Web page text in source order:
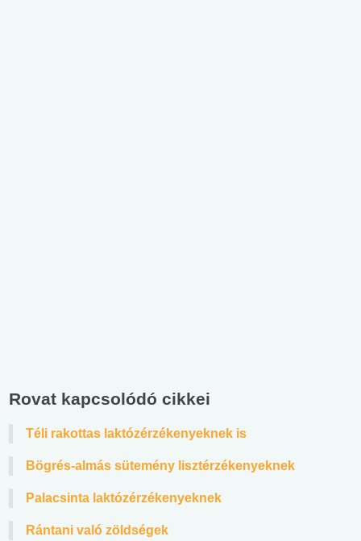
Rovat kapcsolódó cikkei
Téli rakottas laktózérzékenyeknek is
Bögrés-almás sütemény lisztérzékenyeknek
Palacsinta laktózérzékenyeknek
Rántani való zöldségek